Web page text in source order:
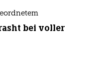
bei voller